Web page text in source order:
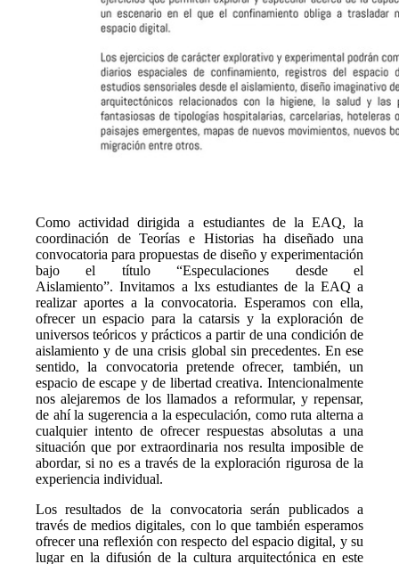
Como actividad dirigida a estudiantes de la EAQ, la
coordinación de Teorías e Historias ha diseñado una
convocatoria para propuestas de diseño y experimentación
bajo el título “Especulaciones desde el
Aislamiento”. Invitamos a lxs estudiantes de la EAQ a
realizar aportes a la convocatoria. Esperamos con ella,
ofrecer un espacio para la catarsis y la exploración de
universos teóricos y prácticos a partir de una condición de
aislamiento y de una crisis global sin precedentes. En ese
sentido, la convocatoria pretende ofrecer, también, un
espacio de escape y de libertad creativa. Intencionalmente
nos alejaremos de los llamados a reformular, y repensar,
de ahí la sugerencia a la especulación, como ruta alterna a
cualquier intento de ofrecer respuestas absolutas a una
situación que por extraordinaria nos resulta imposible de
abordar, si no es a través de la exploración rigurosa de la
experiencia individual.
Los resultados de la convocatoria serán publicados a
través de medios digitales, con lo que también esperamos
ofrecer una reflexión con respecto del espacio digital, y su
lugar en la difusión de la cultura arquitectónica en este